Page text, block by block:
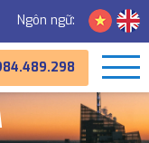
Ngôn ngữ: